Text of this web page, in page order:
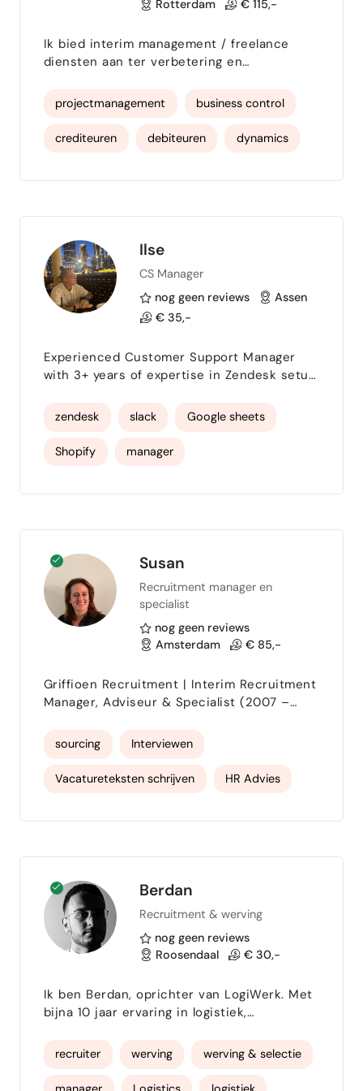
Rotterdam € 115,-
Ik bied interim management / freelance
diensten aan ter verbetering en
en administratieve afdelingen, proces
optimalisatie, digitalisatie, (ERP)software
implementatie.Ben sterk in het
optimaliseren en standaardiseren van
processen en ondersteun daarmee de
team verhoog ik …
projectmanagement business control
crediteuren debiteuren dynamics
Ilse
CS Manager
nog geen reviews
Assen
€ 35,-
Experienced Customer Support Manager
with 3+ years of expertise in Zendesk setup,
build efficient, empathetic, and data-driven
support systems that boost customer
satisfaction and retention.
zendesk slack Google sheets
Shopify manager
Susan
Recruitment manager en
specialist
nog geen reviews
Amsterdam
€ 85,-
Griffioen Recruitment | Interim Recruitment
Manager, Adviseur & Specialist (2007 –
ik sinds 2007 maatwerk
recruitmentoplossingen en trainingen aan
uiteenlopende opdrachtgevers in zowel het
sourcing Interviewen
Vacatureteksten schrijven HR Advies
Berdan
Recruitment & werving
nog geen reviews
Roosendaal
€ 30,-
Ik ben Berdan, oprichter van LogiWerk. Met
bijna 10 jaar ervaring in logistiek,
de transport- en logistieke sector aan
geschikt en gemotiveerd personeel. Mijn
werkwijze is simpel en risicovrij: No Cure
recruiter werving werving & selectie